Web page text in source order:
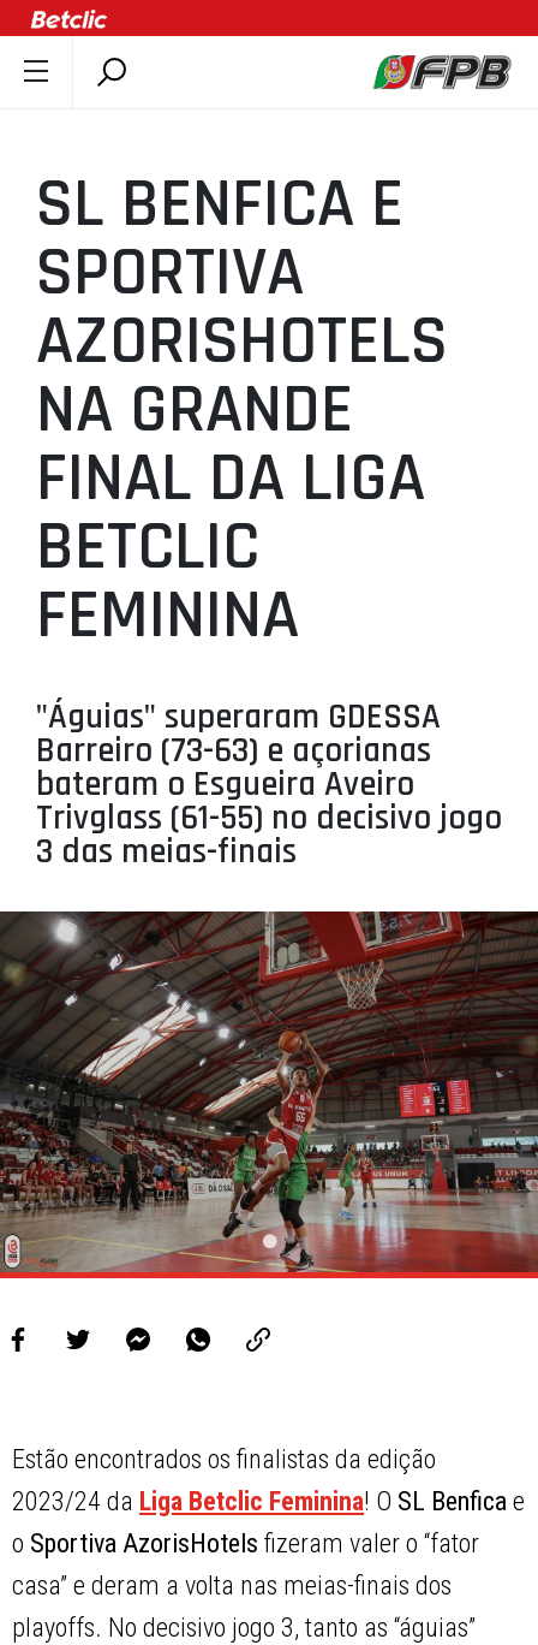
ÚLTIMAS
COMPETIÇÕES
ASSOCIAÇÕES
CLUBES
AGENTES
AGENDA
SELEÇÕES
MINIBASQUETE
ÁREA TÉCNICA
PROJETOS
LIGA BETCLIC MASCULINA
SL BENFICA E
SPORTIVA
AZORISHOTELS
NA GRANDE
FINAL DA LIGA
BETCLIC
FEMININA
"Águias" superaram GDESSA
Barreiro (73-63) e açorianas
bateram o Esgueira Aveiro
Trivglass (61-55) no decisivo jogo
3 das meias-finais
Estão encontrados os finalistas da edição
2023/24 da Liga Betclic Feminina! O SL Benfica e
o Sportiva AzorisHotels fizeram valer o “fator
casa” e deram a volta nas meias-finais dos
playoffs. No decisivo jogo 3, tanto as “águias”